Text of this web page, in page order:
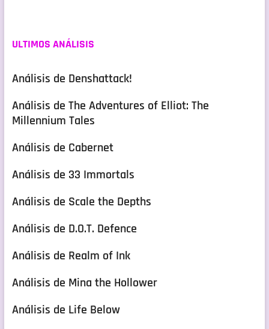
ULTIMOS ANÁLISIS
Análisis de Denshattack!
Análisis de The Adventures of Elliot: The
Millennium Tales
Análisis de Cabernet
Análisis de 33 Immortals
Análisis de Scale the Depths
Análisis de D.O.T. Defence
Análisis de Realm of Ink
Análisis de Mina the Hollower
Análisis de Life Below